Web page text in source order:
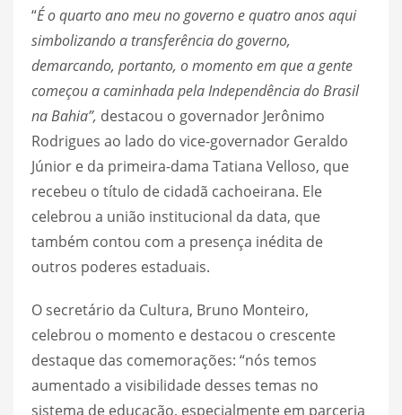
“É o quarto ano meu no governo e quatro anos aqui
simbolizando a transferência do governo,
demarcando, portanto, o momento em que a gente
começou a caminhada pela Independência do Brasil
na Bahia”, destacou o governador Jerônimo
Rodrigues ao lado do vice-governador Geraldo
Júnior e da primeira-dama Tatiana Velloso, que
recebeu o título de cidadã cachoeirana. Ele
celebrou a união institucional da data, que
também contou com a presença inédita de
outros poderes estaduais.
O secretário da Cultura, Bruno Monteiro,
celebrou o momento e destacou o crescente
destaque das comemorações: “nós temos
aumentado a visibilidade desses temas no
sistema de educação, especialmente em parceria